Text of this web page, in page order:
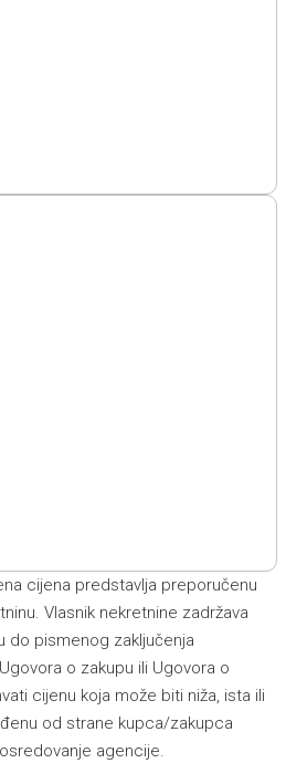
cijena predstavlja preporučenu
Vlasnik nekretnine zadržava
do pismenog zaključenja
o zakupu ili Ugovora o
cijenu koja može biti niža, ista ili
od strane kupca/zakupca
agencije.